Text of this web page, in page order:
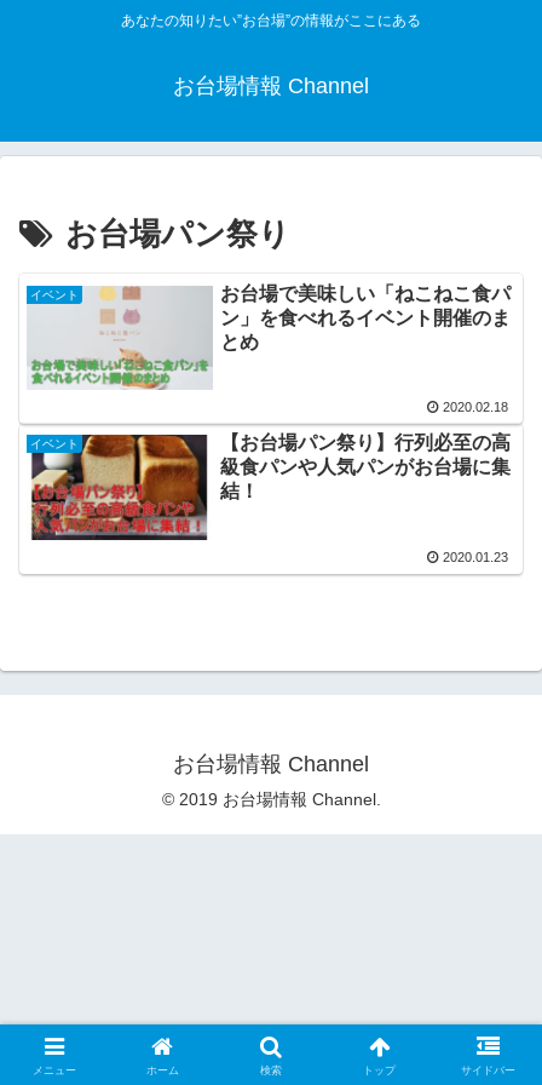
あなたの知りたい”お台場”の情報がここにある
お台場情報 Channel
お台場パン祭り
イベント
お台場で美味しい「ねこねこ食パ
ン」を食べれるイベント開催のま
とめ
2020.02.18
イベント
【お台場パン祭り】行列必至の高
級食パンや人気パンがお台場に集
結！
2020.01.23
お台場情報 Channel
© 2019 お台場情報 Channel.
メニュー ホーム 検索 トップ サイドバー